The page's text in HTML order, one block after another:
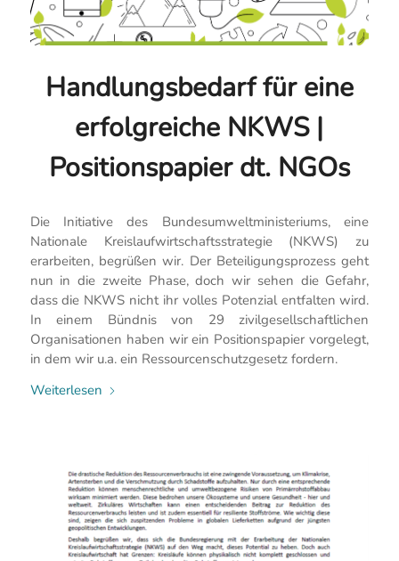
Handlungsbedarf für eine
erfolgreiche NKWS |
Positionspapier dt. NGOs
Die Initiative des Bundesumweltministeriums, eine
Nationale Kreislaufwirtschaftsstrategie (NKWS) zu
erarbeiten, begrüßen wir. Der Beteiligungsprozess geht
nun in die zweite Phase, doch wir sehen die Gefahr,
dass die NKWS nicht ihr volles Potenzial entfalten wird.
In einem Bündnis von 29 zivilgesellschaftlichen
Organisationen haben wir ein Positionspapier vorgelegt,
in dem wir u.a. ein Ressourcenschutzgesetz fordern.
Weiterlesen